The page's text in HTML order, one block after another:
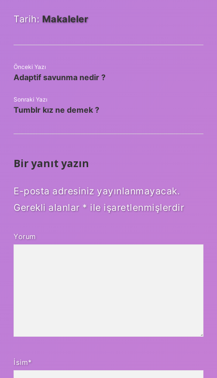
Tarih: Makaleler
Önceki Yazı
Adaptif savunma nedir ?
Sonraki Yazı
Tumblr kız ne demek ?
Bir yanıt yazın
E-posta adresiniz yayınlanmayacak.
Gerekli alanlar * ile işaretlenmişlerdir
Yorum
İsim*